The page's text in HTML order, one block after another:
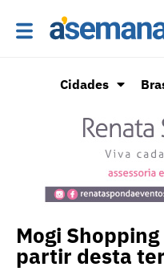
Cidades
Mogi
partir desta